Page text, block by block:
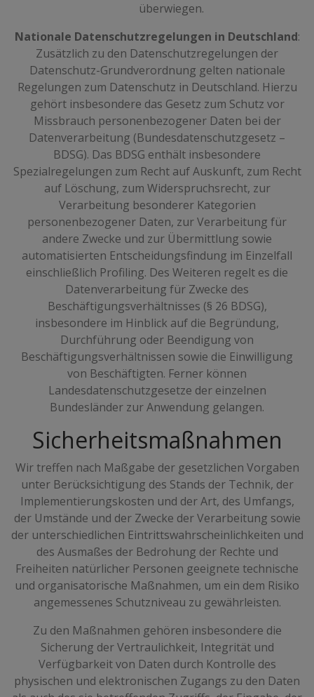
überwiegen.
Nationale Datenschutzregelungen in Deutschland:
Zusätzlich zu den Datenschutzregelungen der
Datenschutz-Grundverordnung gelten nationale
Regelungen zum Datenschutz in Deutschland. Hierzu
gehört insbesondere das Gesetz zum Schutz vor
Missbrauch personenbezogener Daten bei der
Datenverarbeitung (Bundesdatenschutzgesetz –
BDSG). Das BDSG enthält insbesondere
Spezialregelungen zum Recht auf Auskunft, zum Recht
auf Löschung, zum Widerspruchsrecht, zur
Verarbeitung besonderer Kategorien
personenbezogener Daten, zur Verarbeitung für
andere Zwecke und zur Übermittlung sowie
automatisierten Entscheidungsfindung im Einzelfall
einschließlich Profiling. Des Weiteren regelt es die
Datenverarbeitung für Zwecke des
Beschäftigungsverhältnisses (§ 26 BDSG),
insbesondere im Hinblick auf die Begründung,
Durchführung oder Beendigung von
Beschäftigungsverhältnissen sowie die Einwilligung
von Beschäftigten. Ferner können
Landesdatenschutzgesetze der einzelnen
Bundesländer zur Anwendung gelangen.
Sicherheitsmaßnahmen
Wir treffen nach Maßgabe der gesetzlichen Vorgaben
unter Berücksichtigung des Stands der Technik, der
Implementierungskosten und der Art, des Umfangs,
der Umstände und der Zwecke der Verarbeitung sowie
der unterschiedlichen Eintrittswahrscheinlichkeiten und
des Ausmaßes der Bedrohung der Rechte und
Freiheiten natürlicher Personen geeignete technische
und organisatorische Maßnahmen, um ein dem Risiko
angemessenes Schutzniveau zu gewährleisten.
Zu den Maßnahmen gehören insbesondere die
Sicherung der Vertraulichkeit, Integrität und
Verfügbarkeit von Daten durch Kontrolle des
physischen und elektronischen Zugangs zu den Daten